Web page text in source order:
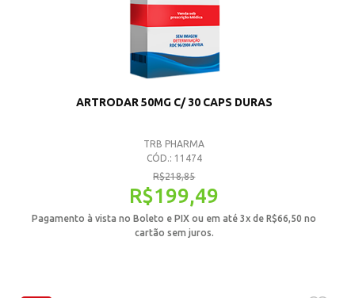
ARTRODAR 50MG C/ 30 CAPS DURAS
TRB PHARMA
CÓD.: 11474
R$218,85
R$199,49
Pagamento à vista no Boleto e PIX ou em até 3x deR$66,50 no
cartão sem juros.